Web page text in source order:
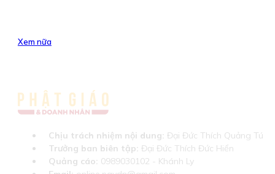
Xem nữa
Chịu trách nhiệm nội dung: Đại Đức Thích Quảng Tú
Trưởng ban biên tập: Đại Đức Thích Đức Hiển
Quảng cáo: 0989030102 - Khánh Ly